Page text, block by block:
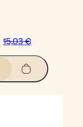
15,03 €